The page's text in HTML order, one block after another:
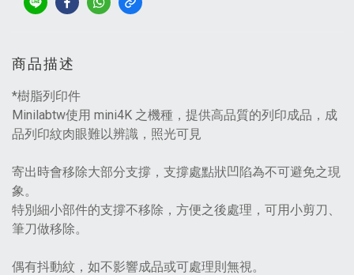
商品描述
*樹脂列印件
Minilabtw使用 mini4K 之機種，提供高品質的列印成品，成
品列印紋肉眼難以辨識，照光可見
寄出時會移除大部分支撐，支撐處點狀凹陷為不可避免之現
象。
特別細小部件的支撐不移除，方便之後處理，可用小剪刀、
筆刀做移除。
偶有抖動紋，如不影響成品或可處理則無視。